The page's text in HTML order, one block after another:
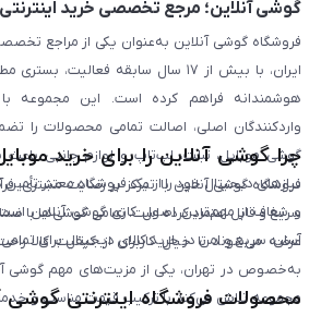
گوشی آنلاین؛ مرجع تخصصی خرید اینترنتی
فروشگاه گوشی آنلاین به‌عنوان یکی از مراجع
ایران، با بیش از ۱۷ سال سابقه
هوشمندانه فراهم کرده است. این مجموعه
واردکنندگان اصلی، اصالت تمامی محصولات را
گوشی موبایل، تبلت، لپ‌تاپ و لوازم جانبی باعث
نیازهای دیجیتال خود را از یک فروشگاه معتبر
و شفاف از مهم‌ترین اصول کاری گوشی آنلاین
آسان، سریع و امن در خرید کالای دیجیتال برای تمامی
چرا گوشی آنلاین را برای خرید
فروشگاه گوشی آنلاین با تمرکز بر رضایت مشتری،
سریع و قابل اعتماد کرده است. تمامی گوشی‌ها با
عرضه می‌شوند تا خیال کاربران از کیفیت کالا
به‌خصوص در تهران، یکی از مزیت‌های مهم گوشی
مجموعه تلاش می‌کند با ترکیب قیمت مناسب و
محصولات فروشگاه اینترنتی گوشی